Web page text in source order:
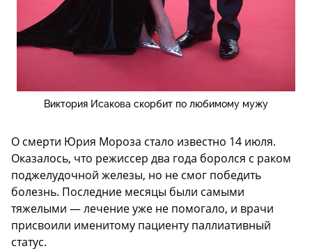
Виктория Исакова скорбит по любимому мужу
О смерти Юрия Мороза стало известно 14 июля.
Оказалось, что режиссер два года боролся с раком
поджелудочной железы, но не смог победить
болезнь. Последние месяцы были самыми
тяжелыми — лечение уже не помогало, и врачи
присвоили именитому пациенту паллиативный
статус.